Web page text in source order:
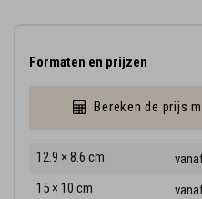
Formaten en prijzen
Bereken de prijs
12.9 × 8.6 cm
15 × 10 cm